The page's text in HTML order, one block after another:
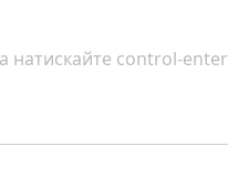
натискайте control-enter